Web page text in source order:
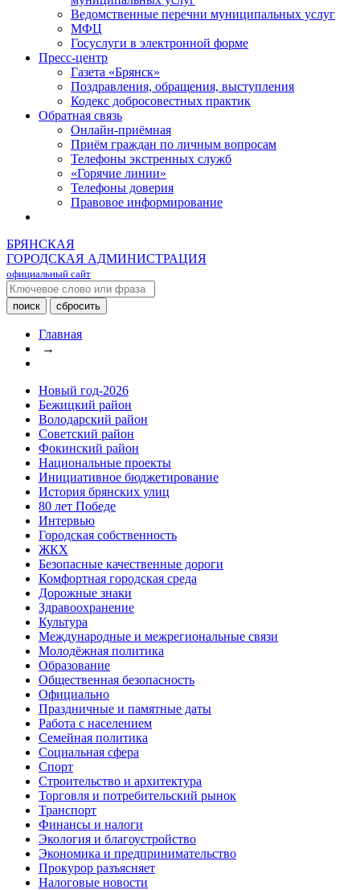
Ведомственные перечни муниципальных услуг
МФЦ
Госуслуги в электронной форме
Пресс-центр
Газета «Брянск»
Поздравления, обращения, выступления
Кодекс добросовестных практик
Обратная связь
Онлайн-приёмная
Приём граждан по личным вопросам
Телефоны экстренных служб
«Горячие линии»
Телефоны доверия
Правовое информирование
БРЯНСКАЯ
ГОРОДСКАЯ АДМИНИСТРАЦИЯ
официальный сайт
Главная
→
Новый год-2026
Бежицкий район
Володарский район
Советский район
Фокинский район
Национальные проекты
Инициативное бюджетирование
История брянских улиц
80 лет Победе
Интервью
Городская собственность
ЖКХ
Безопасные качественные дороги
Комфортная городская среда
Дорожные знаки
Здравоохранение
Культура
Международные и межрегиональные связи
Молодёжная политика
Образование
Общественная безопасность
Официально
Праздничные и памятные даты
Работа с населением
Семейная политика
Социальная сфера
Спорт
Строительство и архитектура
Торговля и потребительский рынок
Транспорт
Финансы и налоги
Экология и благоустройство
Экономика и предпринимательство
Прокурор разъясняет
Налоговые новости